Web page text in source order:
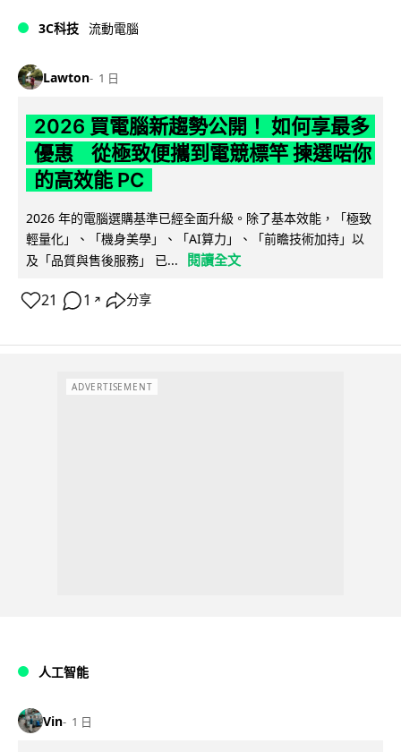
3C科技 流動電腦
Lawton 1 日
2026 買電腦新趨勢公開！ 如何享最多
優惠 從極致便攜到電競標竿 揀選啱你
的高效能 PC
2026 年的電腦選購基準已經全面升級。除了基本效能，「極致
輕量化」、「機身美學」、「AI算力」、「前瞻技術加持」以
及「品質與售後服務」 已...
閱讀全文
21 1 ↗ 分享
ADVERTISEMENT
人工智能
Vin 1 日